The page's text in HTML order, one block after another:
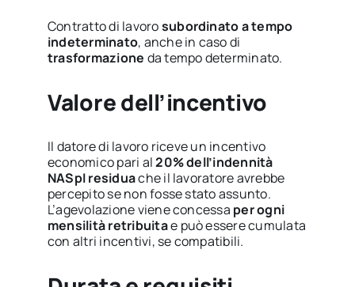
Contratto di lavorosubordinato a tempo
indeterminato, anche in caso di
trasformazione da tempo determinato.
Valore dell’incentivo
Il datore di lavoro riceve un incentivo
economico pari al20% dell’indennità
NASpI residuache il lavoratore avrebbe
percepito se non fosse stato assunto.
L’agevolazione viene concessa per ogni
mensilità retribuitae può essere cumulata
con altri incentivi, se compatibili.